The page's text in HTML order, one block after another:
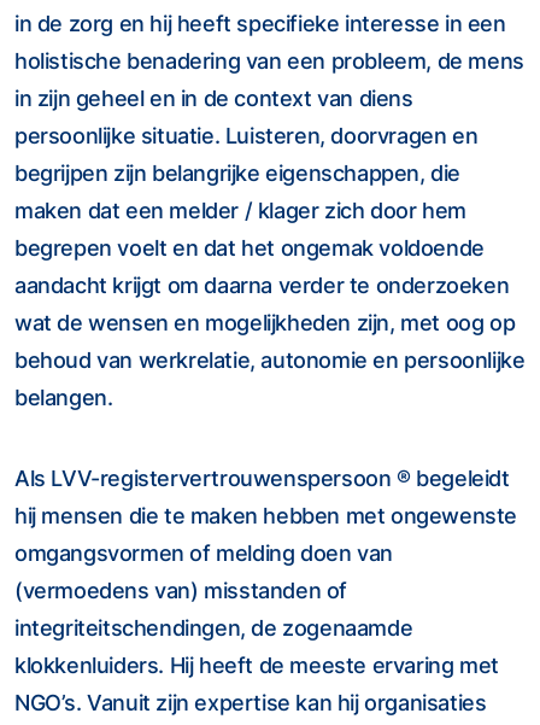
in de zorg en hij heeft specifieke interesse in een
holistische benadering van een probleem, de mens
in zijn geheel en in de context van diens
persoonlijke situatie. Luisteren, doorvragen en
begrijpen zijn belangrijke eigenschappen, die
maken dat een melder / klager zich door hem
begrepen voelt en dat het ongemak voldoende
aandacht krijgt om daarna verder te onderzoeken
wat de wensen en mogelijkheden zijn, met oog op
behoud van werkrelatie, autonomie en persoonlijke
belangen.
Als LVV-registervertrouwenspersoon ® begeleidt
hij mensen die te maken hebben met ongewenste
omgangsvormen of melding doen van
(vermoedens van) misstanden of
integriteitschendingen, de zogenaamde
klokkenluiders. Hij heeft de meeste ervaring met
NGO’s. Vanuit zijn expertise kan hij organisaties